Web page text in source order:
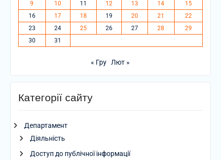
9
10 11 12 13 14
15
16
17 18 19 20 21
22
23
24 25 26 27 28
29
30
31
« Гру Лют »
Категорії сайту
Департамент
Діяльність
Доступ до публічної інформації